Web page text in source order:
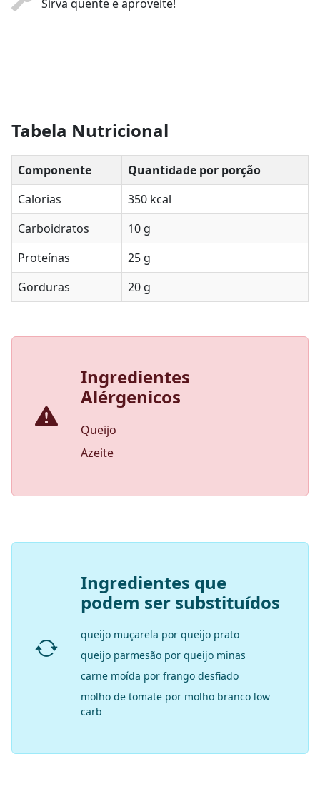
Sirva quente e aproveite!
Tabela Nutricional
Componente
Quantidade por porção
Calorias
350 kcal
Carboidratos
10 g
Proteínas
25 g
Gorduras
20 g
Ingredientes
Alérgenicos
Queijo
Azeite
Ingredientes que
podem ser substituídos
queijo muçarela por queijo prato
queijo parmesão por queijo minas
carne moída por frango desfiado
molho de tomate por molho branco low
carb